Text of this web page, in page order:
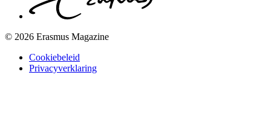
© 2026 Erasmus Magazine
Cookiebeleid
Privacyverklaring